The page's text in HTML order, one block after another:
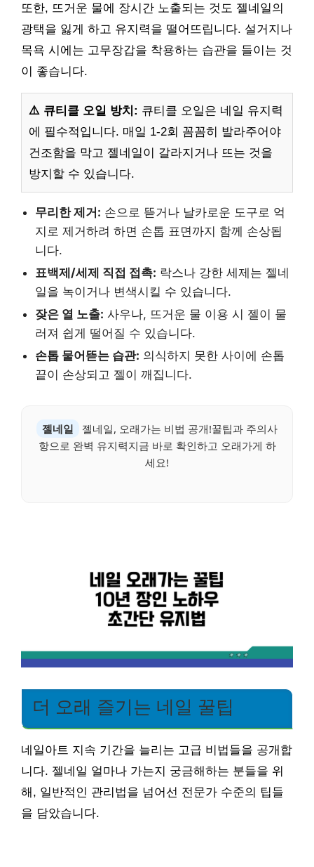
또한, 뜨거운 물에 장시간 노출되는 것도 젤네일의
광택을 잃게 하고 유지력을 떨어뜨립니다. 설거지나
목욕 시에는 고무장갑을 착용하는 습관을 들이는 것
이 좋습니다.
⚠️ 큐티클 오일 방치: 큐티클 오일은 네일 유지력
에 필수적입니다. 매일 1-2회 꼼꼼히 발라주어야
건조함을 막고 젤네일이 갈라지거나 뜨는 것을
방지할 수 있습니다.
무리한 제거: 손으로 뜯거나 날카로운 도구로 억
지로 제거하려 하면 손톱 표면까지 함께 손상됩
니다.
표백제/세제 직접 접촉: 락스나 강한 세제는 젤네
일을 녹이거나 변색시킬 수 있습니다.
잦은 열 노출: 사우나, 뜨거운 물 이용 시 젤이 물
러져 쉽게 떨어질 수 있습니다.
손톱 물어뜯는 습관: 의식하지 못한 사이에 손톱
끝이 손상되고 젤이 깨집니다.
젤네일
젤네일, 오래가는 비법 공개!꿀팁과 주의사
항으로 완벽 유지력지금 바로 확인하고 오래가게 하
세요!
더 오래 즐기는 네일 꿀팁
네일아트 지속 기간을 늘리는 고급 비법들을 공개합
니다. 젤네일 얼마나 가는지 궁금해하는 분들을 위
해, 일반적인 관리법을 넘어선 전문가 수준의 팁들
을 담았습니다.